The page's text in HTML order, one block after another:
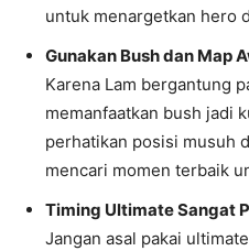
untuk menargetkan hero
Gunakan Bush dan Map
Karena Lam bergantung
memanfaatkan bush jadi
perhatikan posisi musuh
mencari momen terbaik
Timing Ultimate Sangat
Jangan asal pakai